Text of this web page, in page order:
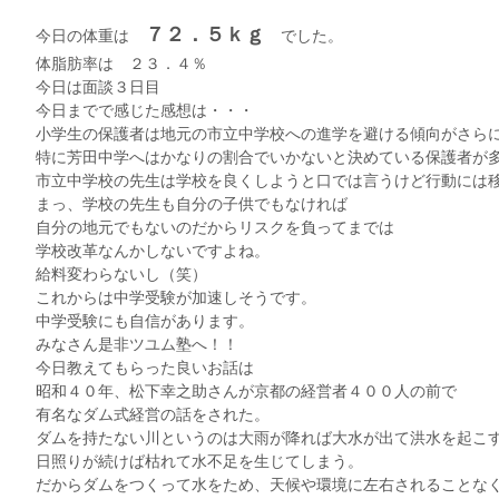
今日の体重は ７２．５ｋｇ
でした。
体脂肪率は ２３．４％
今日は面談３日目
今日までで感じた感想は・・・
小学生の保護者は地元の市立中学校への進学を避ける傾向がさら
特に芳田中学へはかなりの割合でいかないと決めている保護者が
市立中学校の先生は学校を良くしようと口では言うけど行動には
まっ、学校の先生も自分の子供でもなければ
自分の地元でもないのだからリスクを負ってまでは
学校改革なんかしないですよね。
給料変わらないし（笑）
これからは中学受験が加速しそうです。
中学受験にも自信があります。
みなさん是非ツユム塾へ！！
今日教えてもらった良いお話は
昭和４０年、松下幸之助さんが京都の経営者４００人の前で
有名なダム式経営の話をされた。
ダムを持たない川というのは大雨が降れば大水が出て洪水を起こ
日照りが続けば枯れて水不足を生じてしまう。
だからダムをつくって水をため、天候や環境に左右されることなく